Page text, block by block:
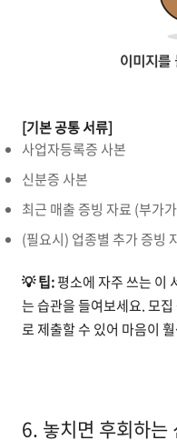
[기본 공통 서류]
사업자등록증 사본
신분증 사본
최근 매출 증빙 자료 (부가
(필요시) 업종별 추가 증빙
💡 팁:평소에 자주 쓰는 이
는 습관을 들여보세요. 모
로 제출할 수 있어 마음이
6. 놓치면 후회하는